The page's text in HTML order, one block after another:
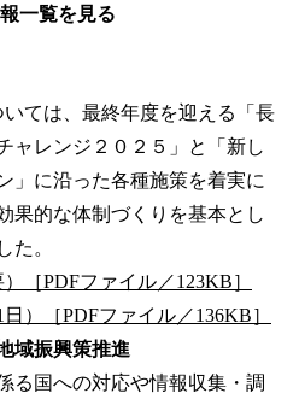
一覧を見る
ては、最終年度を迎える「長
ャレンジ２０２５」と「新し
」に沿った各種施策を着実に
果的な体制づくりを基本とし
た。
［PDFファイル／123KB］
）［PDFファイル／136KB］
域振興策推進
る国への対応や情報収集・調